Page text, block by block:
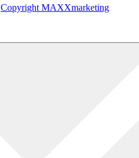
Copyright MAXXmarketing